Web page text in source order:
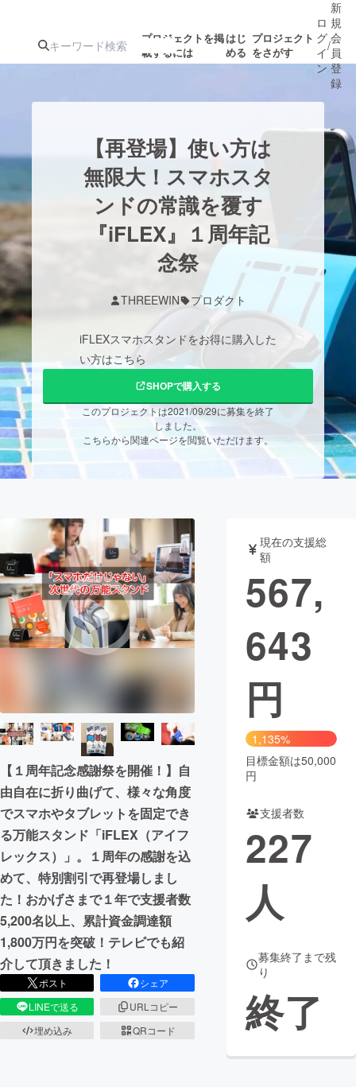
プロジェクトを掲
載するには
はじ
める
プロジェクト
をさがす
ジェクト
注目のリ 注目の新着プロ
ジェクト
募集終了が近いプ
ロジェクト
もうすぐ公開
アート・写真
テクノロジー・ガジェット ゲーム・サ
映像・映画 書籍・雑誌
ビジネス・起業 チャレンジ
まちづくり・地域活性化
CAMPFIRE for Social GoodCAMPFIRE Creation
コミュニティ
ロ
グ
イ
ン
/
新
規
会
員
登
録
【再登場】使い方は
無限大！スマホスタ
ンドの常識を覆す
『iFLEX』１周年記
念祭
THREEWIN プロダクト
iFLEXスマホスタンドをお得に購入した
い方はこちら
SHOPで購入する
このプロジェクトは2021/09/29に募集を終了
しました。
こちらから関連ページを閲覧いただけます。
【１周年記念感謝祭を開催！】自
由自在に折り曲げて、様々な角度
でスマホやタブレットを固定でき
る万能スタンド「iFLEX（アイフ
レックス）」。１周年の感謝を込
めて、特別割引で再登場しまし
た！おかげさまで１年で支援者数
5,200名以上、累計資金調達額
1,800万円を突破！テレビでも紹
介して頂きました！
ポスト
シェア
LINEで送る
URLコピー
埋め込み
QRコード
現在の支援総
額
567,
643
円
1,135%
目標金額は50,000
円
支援者数
227
人
募集終了まで残
り
終了